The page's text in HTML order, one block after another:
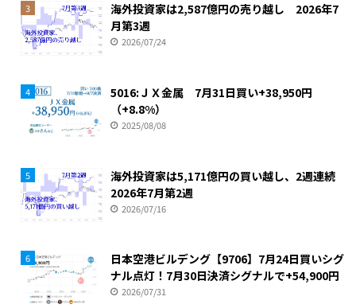
3
海外投資家は2,587億円の売り越し 2026年7
月第3週
2026/07/24
4
5016:ＪＸ金属 7月31日買い+38,950円
（+8.8%）
2025/08/08
5
海外投資家は5,171億円の買い越し、2週連続
2026年7月第2週
2026/07/16
6
日本空港ビルデング【9706】7月24日買いシグ
ナル点灯！7月30日決済シグナルで+54,900円
2026/07/31